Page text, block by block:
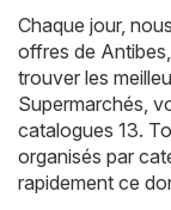
Chaque jour,
offres de
trouver les
Supermarchés,
catalogues 13.
organisés par
rapidement ce